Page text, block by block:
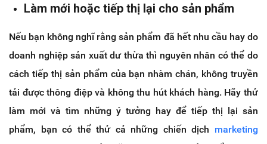
Làm mới hoặc tiếp thị lại cho sản phẩm
Nếu bạn không nghĩ rằng sản phẩm đã hết nhu cầu hay do
doanh nghiệp sản xuất dư thừa thì nguyên nhân có thể do
cách tiếp thị sản phẩm của bạn nhàm chán, không truyền
tải được thông điệp và không thu hút khách hàng. Hãy thử
làm mới và tìm những ý tưởng hay để tiếp thị lại sản
phẩm, bạn có thể thử cả những chiến dịch marketing